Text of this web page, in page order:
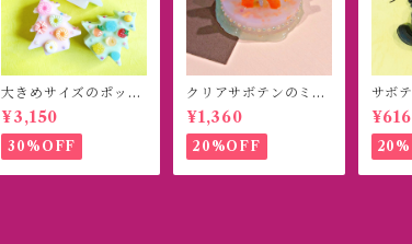
大きめサイズのポップ
ツリーオブジェ
¥3,150
30%OFF
クリアサボテンのミニ
オブジェ
¥1,360
20%OFF
サボ
トブ
¥616